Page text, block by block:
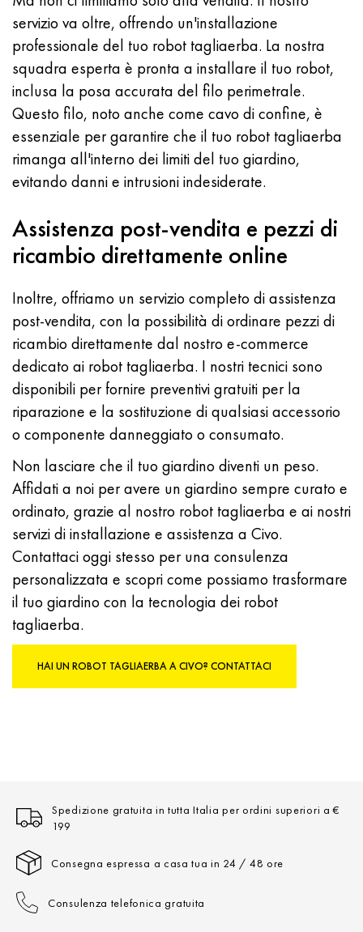
servizio va oltre, offrendo un'installazione
professionale del tuo robot tagliaerba. La nostra
squadra esperta è pronta a installare il tuo robot,
inclusa la posa accurata del filo perimetrale.
Questo filo, noto anche come cavo di confine, è
essenziale per garantire che il tuo robot tagliaerba
rimanga all'interno dei limiti del tuo giardino,
evitando danni e intrusioni indesiderate.
Assistenza post-vendita e pezzi di
ricambio direttamente online
Inoltre, offriamo un servizio completo di assistenza
post-vendita, con la possibilità di ordinare pezzi di
ricambio direttamente dal nostro e-commerce
dedicato ai robot tagliaerba. I nostri tecnici sono
disponibili per fornire preventivi gratuiti per la
riparazione e la sostituzione di qualsiasi accessorio
o componente danneggiato o consumato.
Non lasciare che il tuo giardino diventi un peso.
Affidati a noi per avere un giardino sempre curato e
ordinato, grazie al nostro robot tagliaerba e ai nostri
servizi di installazione e assistenza a Civo.
Contattaci oggi stesso per una consulenza
personalizzata e scopri come possiamo trasformare
il tuo giardino con la tecnologia dei robot
tagliaerba.
HAI UN ROBOT TAGLIAERBA A CIVO? CONTATTACI
Spedizione gratuita in tutta Italia per ordini superiori a €
199
Consegna espressa a casa tua in 24 / 48 ore
Consulenza telefonica gratuita